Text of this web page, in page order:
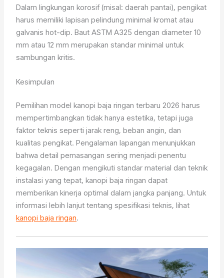
Dalam lingkungan korosif (misal: daerah pantai), pengikat
harus memiliki lapisan pelindung minimal kromat atau
galvanis hot-dip. Baut ASTM A325 dengan diameter 10
mm atau 12 mm merupakan standar minimal untuk
sambungan kritis.
Kesimpulan
Pemilihan model kanopi baja ringan terbaru 2026 harus
mempertimbangkan tidak hanya estetika, tetapi juga
faktor teknis seperti jarak reng, beban angin, dan
kualitas pengikat. Pengalaman lapangan menunjukkan
bahwa detail pemasangan sering menjadi penentu
kegagalan. Dengan mengikuti standar material dan teknik
instalasi yang tepat, kanopi baja ringan dapat
memberikan kinerja optimal dalam jangka panjang. Untuk
informasi lebih lanjut tentang spesifikasi teknis, lihat
kanopi baja ringan.